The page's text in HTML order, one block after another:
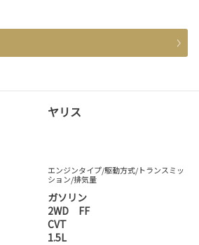
ヤリス
エンジンタイプ/駆動方式/トランスミッ
ション/排気量
ガソリン
2WD FF
CVT
1.5L